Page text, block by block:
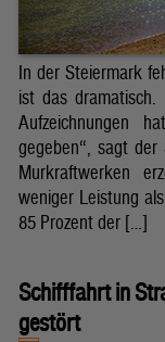
In der Steiermark
ist das
Aufzeichnungen
gegeben“, sagt der
Murkraftwerken
weniger Leistung
85 Prozent der […]
Schifffahrt in
gestört